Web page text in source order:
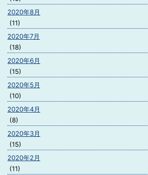
2020年8月
(11)
2020年7月
(18)
2020年6月
(15)
2020年5月
(10)
2020年4月
(8)
2020年3月
(15)
2020年2月
(11)